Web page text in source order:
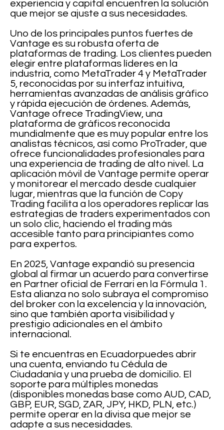
experiencia y capital encuentren la solución
que mejor se ajuste a sus necesidades.
Uno de los principales puntos fuertes de
Vantage es su robusta oferta de
plataformas de trading. Los clientes pueden
elegir entre plataformas líderes en la
industria, como MetaTrader 4 y MetaTrader
5, reconocidas por su interfaz intuitiva,
herramientas avanzadas de análisis gráfico
y rápida ejecución de órdenes. Además,
Vantage ofrece TradingView, una
plataforma de gráficos reconocida
mundialmente que es muy popular entre los
analistas técnicos, así como ProTrader, que
ofrece funcionalidades profesionales para
una experiencia de trading de alto nivel. La
aplicación móvil de Vantage permite operar
y monitorear el mercado desde cualquier
lugar, mientras que la función de Copy
Trading facilita a los operadores replicar las
estrategias de traders experimentados con
un solo clic, haciendo el trading más
accesible tanto para principiantes como
para expertos.
En 2025, Vantage expandió su presencia
global al firmar un acuerdo para convertirse
en Partner oficial de Ferrari en la Fórmula 1.
Esta alianza no solo subraya el compromiso
del broker con la excelencia y la innovación,
sino que también aporta visibilidad y
prestigio adicionales en el ámbito
internacional.
Si te encuentras en Ecuadorpuedes abrir
una cuenta, enviando tu Cédula de
Ciudadanía y una prueba de domicilio. El
soporte para múltiples monedas
(disponibles monedas base como AUD, CAD,
GBP, EUR, SGD, ZAR, JPY, HKD, PLN, etc.)
permite operar en la divisa que mejor se
adapte a sus necesidades.